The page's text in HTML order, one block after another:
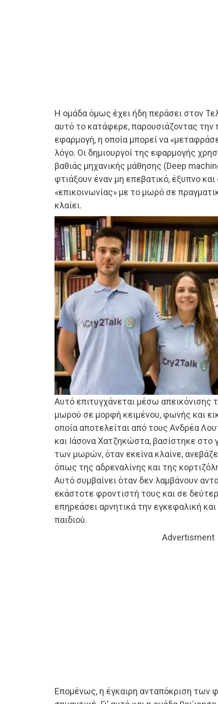
Η ομάδα όμως έχει ήδη περάσει στον
αυτό το κατάφερε, παρουσιάζοντας
εφαρμογή, η οποία μπορεί να
λόγο. Οι δημιουργοί της εφαρμογής
βαθιάς μηχανικής μάθησης (Deep
φτιάξουν έναν μη επεβατικό, έξυπνο
«επικοινωνίας» με το μωρό σε
κλαίει.
Αυτό επιτυγχάνεται μέσω απεικόνισης
μωρού σε μορφή κειμένου, φωνής και
οποία αποτελείται από τους Ανδρέα
και Ιάσονα Χατζηκώστα, βασίστηκε στο
των μωρών, όταν εκείνα κλαίνε,
όπως της αδρεναλίνης και της
Αυτό συμβαίνει όταν δεν λαμβάνουν
εκάστοτε φροντιστή τους και σε
επηρεάσει αρνητικά την εγκεφαλική
παιδιού.
Advertisment
Επομένως, η έγκαιρη ανταπόκριση των